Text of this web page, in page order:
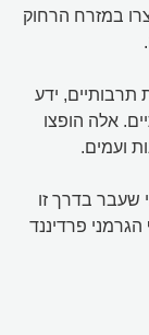
במזרח הרחוק
תרבותיים, ידע
אלה הופצו
ועמים.
שעבר בדרך זו
פרדיננד